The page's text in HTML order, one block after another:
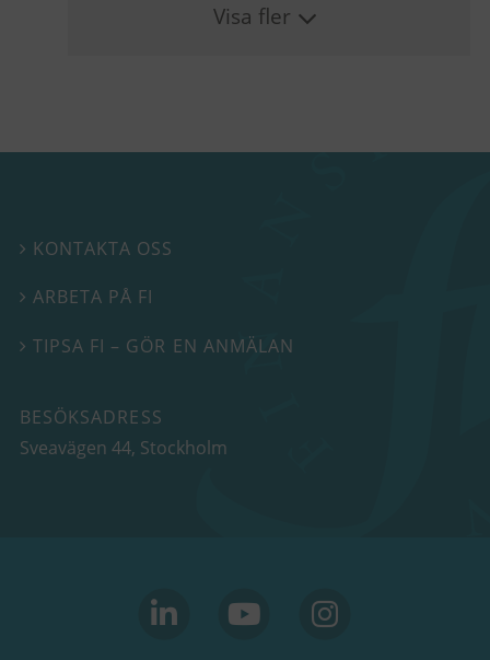
Visa fler
 KONTAKTA OSS
 ARBETA PÅ FI
TIPSA FI – GÖR EN ANMÄLAN
BESÖKSADRESS
Sveavägen 44, Stockholm